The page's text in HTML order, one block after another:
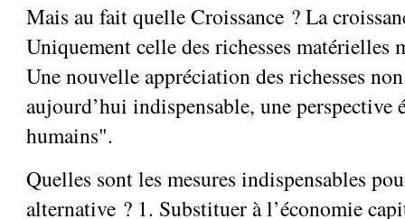
Mais au fait quelle Croissance ? La
Uniquement celle des richesses matérielles
Une nouvelle appréciation des richesses
aujourd’hui indispensable, une perspective
humains".
Quelles sont les mesures indispensables
alternative ? 1. Substituer à l’économie